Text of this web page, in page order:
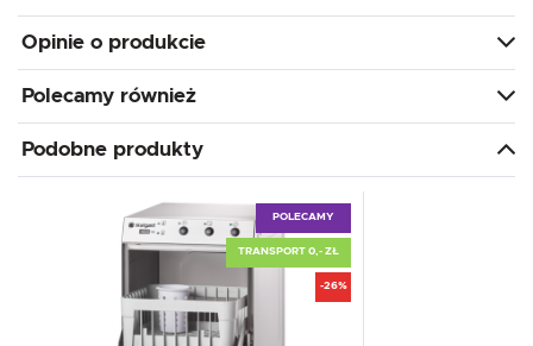
Opinie o produkcie
Polecamy również
Podobne produkty
POLECAMY
TRANSPORT 0,- ZŁ
-26%